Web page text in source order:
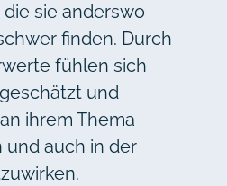
sie anderswo
finden. Durch
fühlen sich
und
ihrem Thema
und auch in der